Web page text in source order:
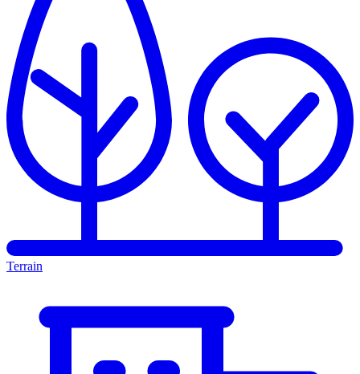
Terrain